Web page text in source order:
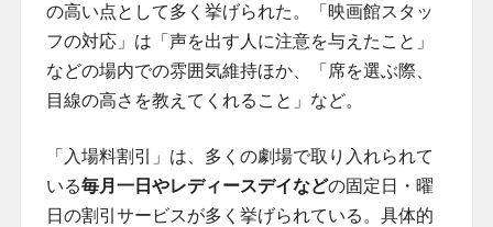
の高い点として多く挙げられた。「映画館スタッ
フの対応」は「声を出す人に注意を与えたこと」
などの場内での雰囲気維持ほか、「席を選ぶ際、
目線の高さを教えてくれること」など。
「入場料割引」は、多くの劇場で取り入れられて
いる毎月一日やレディースデイなどの固定日・曜
日の割引サービスが多く挙げられている。具体的